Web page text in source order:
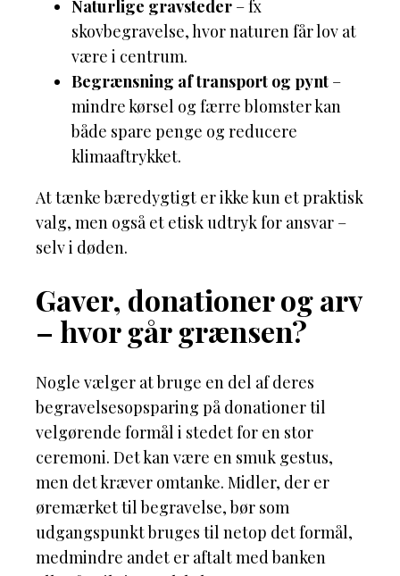
Naturlige gravsteder – fx
skovbegravelse, hvor naturen får lov at
være i centrum.
Begrænsning af transport og pynt –
mindre kørsel og færre blomster kan
både spare penge og reducere
klimaaftrykket.
At tænke bæredygtigt er ikke kun et praktisk
valg, men også et etisk udtryk for ansvar –
selv i døden.
Gaver, donationer og arv
– hvor går grænsen?
Nogle vælger at bruge en del af deres
begravelsesopsparing på donationer til
velgørende formål i stedet for en stor
ceremoni. Det kan være en smuk gestus,
men det kræver omtanke. Midler, der er
øremærket til begravelse, bør som
udgangspunkt bruges til netop det formål,
medmindre andet er aftalt med banken